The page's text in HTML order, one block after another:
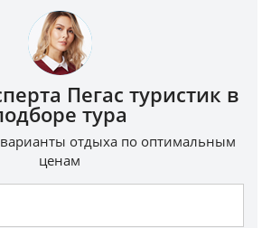
Пегас туристик в
тура
отдыха по оптимальным
ценам